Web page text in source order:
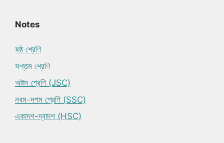
Notes
ষষ্ঠ শ্রেণি
সপ্তম শ্রেণি
অষ্টম শ্রেণি (JSC)
নবম-দশম শ্রেণি (SSC)
একাদশ-দ্বাদশ (HSC)